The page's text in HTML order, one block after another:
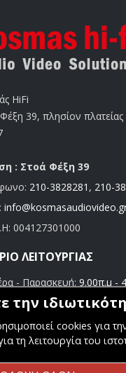
HiFi
39, πλησίον
: Στοά Φέξη 39
210-3828281 , 210-
004127301000
ΛΕΙΤΟΥΡΓΊΑΣ
- Παρασκευή: 9.00π.μ -
9.00π.μ - 3.00μ.μ
την
cookies για
τη λειτουργία του